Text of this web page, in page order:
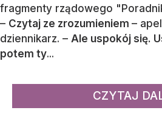
fragmenty rządowego
– Czytaj ze zrozumieniem –
dziennikarz. – Ale uspokój się.
potem ty...
CZYTAJ